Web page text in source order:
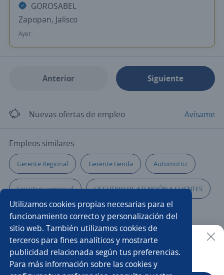
Utilizamos cookies propias necesarias para el
funcionamiento correcto y personalización del
sitio web. También utilizamos cookies de
terceros para fines analíticos y mostrarte
publicidad relacionada según tus preferencias.
Para más información sobre las cookies y
GOROSABEL
Zapopan, Jalisco
Ayer
Anterior Siguiente
Nuevas ofertas de empleo Avísame
Empleos similares
Gerente Regional Gerente tienda Automotriz
Ejecutivo comercial EJECUTIVO DE ATENCIÓN A CLIENTES
Teleoperador/a Gerente de créditos
Ejecutivo de crédito Responsable
Agente de ventas y atención al cliente Agente
Buscar es más fácil en la app